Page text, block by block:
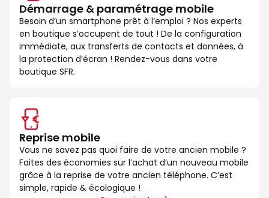
Démarrage & paramétrage mobile
Besoin d’un smartphone prêt à l’emploi ? Nos experts
en boutique s’occupent de tout ! De la configuration
immédiate, aux transferts de contacts et données, à
la protection d’écran ! Rendez-vous dans votre
boutique SFR.
Reprise mobile
Vous ne savez pas quoi faire de votre ancien mobile ?
Faites des économies sur l’achat d’un nouveau mobile
grâce à la reprise de votre ancien téléphone. C’est
simple, rapide & écologique !